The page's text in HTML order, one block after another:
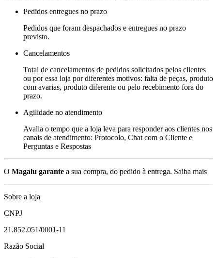
Pedidos entregues no prazo
Pedidos que foram despachados e entregues no prazo
previsto.
Cancelamentos
Total de cancelamentos de pedidos solicitados pelos clientes
ou por essa loja por diferentes motivos: falta de peças, produto
com avarias, produto diferente ou pelo recebimento fora do
prazo.
Agilidade no atendimento
Avalia o tempo que a loja leva para responder aos clientes nos
canais de atendimento: Protocolo, Chat com o Cliente e
Perguntas e Respostas
O Magalu garante a sua compra, do pedido à entrega. Saiba mais
Sobre a loja
CNPJ
21.852.051/0001-11
Razão Social